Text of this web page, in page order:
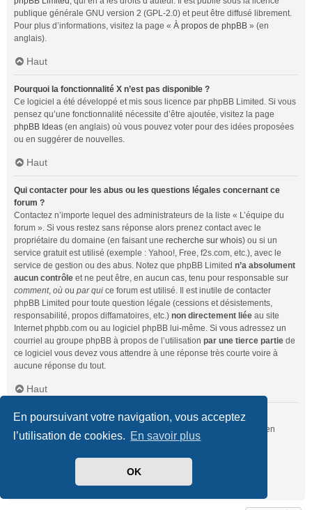
En poursuivant votre navigation, vous acceptez
l’utilisation de cookies. En savoir plus
OK
publique générale GNU version 2 (GPL-2.0) et peut être diffusé librement.
Pour plus d’informations, visitez la page « À propos de phpBB » (en
anglais).
Haut
Pourquoi la fonctionnalité X n’est pas disponible ?
Ce logiciel a été développé et mis sous licence par phpBB Limited. Si vous
pensez qu’une fonctionnalité nécessite d’être ajoutée, visitez la page
phpBB Ideas (en anglais) où vous pouvez voter pour des idées proposées
ou en suggérer de nouvelles.
Haut
Qui contacter pour les abus ou les questions légales concernant ce
forum ?
Contactez n’importe lequel des administrateurs de la liste « L’équipe du
forum ». Si vous restez sans réponse alors prenez contact avec le
propriétaire du domaine (en faisant une recherche sur whois) ou si un
service gratuit est utilisé (exemple : Yahoo!, Free, f2s.com, etc.), avec le
service de gestion ou des abus. Notez que phpBB Limited n’a absolument
aucun contrôle et ne peut être, en aucun cas, tenu pour responsable sur
comment, où ou par qui ce forum est utilisé. Il est inutile de contacter
phpBB Limited pour toute question légale (cessions et désistements,
responsabilité, propos diffamatoires, etc.) non directement liée au site
Internet phpbb.com ou au logiciel phpBB lui-même. Si vous adressez un
courriel au groupe phpBB à propos de l’utilisation par une tierce partie de
ce logiciel vous devez vous attendre à une réponse très courte voire à
aucune réponse du tout.
Haut
Comment puis-je contacter un administrateur du forum ?
Pour l’ensemble des utilisateurs du forum, vous pouvez utiliser le lien
« Nous contacter », si ce dernier a été activé par un administrateur.